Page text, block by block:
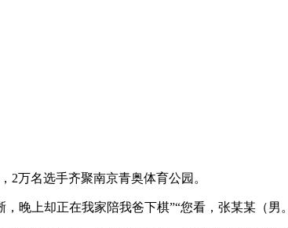
万名选手齐聚南京青奥体育公园。
上却正在我家陪我爸下棋”“您看，张某某（男。